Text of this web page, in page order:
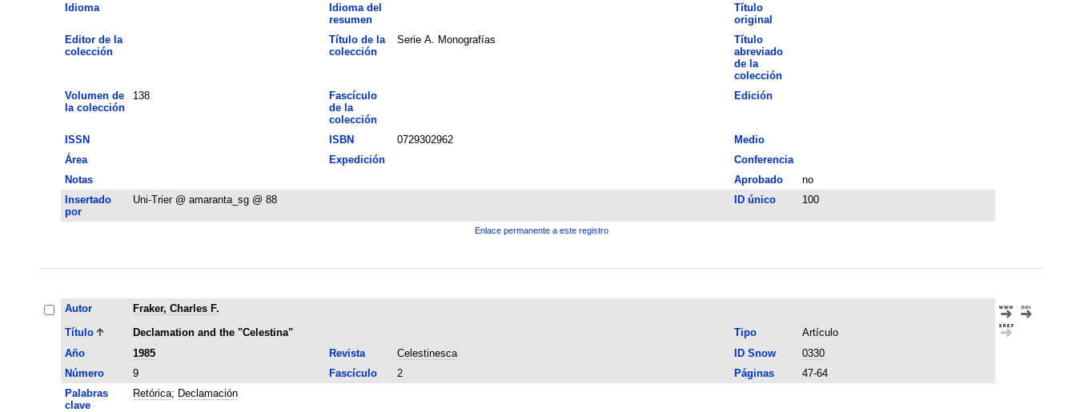
Idioma
Idioma del
resumen
Título
original
Editor de la
colección
Título de la
colección
Serie A. Monografías
Título
abreviado
de la
colección
Volumen de
la colección
138
Fascículo
de la
colección
Edición
ISSN ISBN 0729302962
Medio
Área
Expedición
Conferencia
Notas
Aprobado
no
Insertado
por
Uni-Trier @ amaranta_sg @ 88 ID único 100
Enlace permanente a este registro
Autor
Fraker, Charles F.
Título
Declamation and the "Celestina" Tipo
Artículo
Año
1985 Revista Celestinesca ID Snow
0330
Número
9 Fascículo 2 Páginas
47-64
Palabras
clave
Retórica; Declamación